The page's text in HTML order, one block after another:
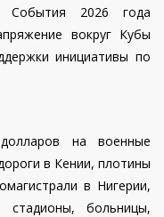
События 2026 года
вокруг Кубы
инициативы по
на военные
в Кении, плотины
в Нигерии,
стадионы, больницы,